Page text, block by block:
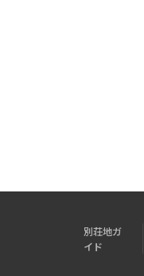
別荘地ガ
イド